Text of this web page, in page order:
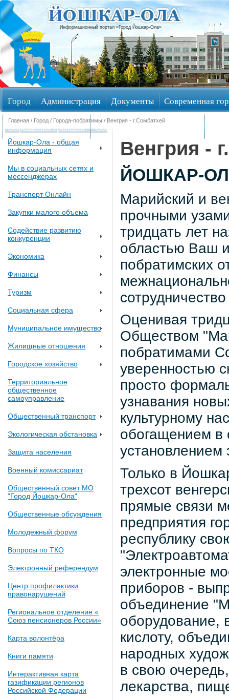
Информационный портал «Город Йошкар-Ола»
Город Администрация Документы Современная
Обращения граждан Общественные обсуждения
Главная / Город / Города-побратимы / Венгрия - г.Сомбатхей
Йошкар-Ола - общая
информация
Мы в социальных сетях и
мессенджерах
Транспорт Онлайн
Закупки малого объема
Содействие развитию
конкуренции
Экономика
Финансы
Туризм
Социальная сфера
Муниципальное имущество
Жилищные отношения
Городское хозяйство
Территориальное
общественное
самоуправление
Общественный транспорт
Экологическая обстановка
Защита населения
Военный комиссариат
Общественный совет МО
"Город Йошкар-Ола"
Общественные обсуждения
Молодежный форум
Вопросы по ТКО
Электронный референдум
Центр профилактики
правонарушений
Региональное отделение «
Союз пенсионеров России»
Карта волонтёра
Книги памяти
Интерактивная карта
газификации регионов
Российской Федерации
Венгрия -
ЙОШКАР-
Марийский и
прочными
тридцать лет
областью Ваш
побратимских
Оценивая
Обществом
побратимами
уверенностью
просто
узнавания
культурному
обогащением в
установлением
Только в
трехсот
прямые связи
предприятия
республику
электронные
приборов -
объединение
оборудование,
кислоту,
народных
в свою
лекарства,